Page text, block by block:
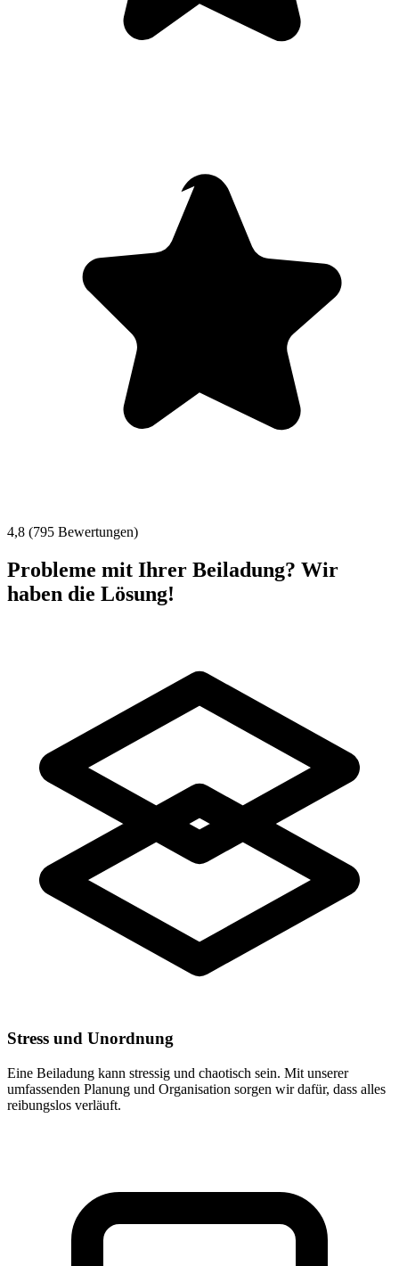
4,8 (795 Bewertungen)
Probleme mit Ihrer Beiladung? Wir
haben die Lösung!
Stress und Unordnung
Eine Beiladung kann stressig und chaotisch sein. Mit unserer
umfassenden Planung und Organisation sorgen wir dafür, dass alles
reibungslos verläuft.